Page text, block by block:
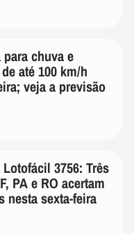
chuva e
até 100 km/h
veja a previsão
3756: Três
PA e RO acertam
nesta sexta-feira